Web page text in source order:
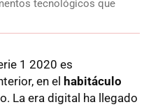
tecnológicos que
1 2020 es
en el habitáculo
La era digital ha llegado